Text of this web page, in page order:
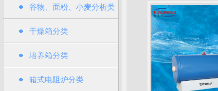
谷物、面粉、小麦分析类
干燥箱分类
培养箱分类
箱式电阻炉分类